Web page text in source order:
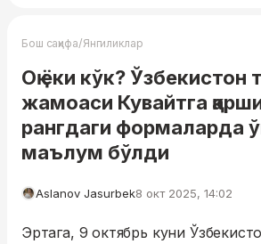
Бош саҳифа/Янгиликлар
Оқ ёки кўк? Ўзбекистон
жамоаси Кувайтга қарши
рангдаги формаларда
маълум бўлди
Aslanov Jasurbek8 окт 2025, 14:02
Эртага, 9 октябрь куни